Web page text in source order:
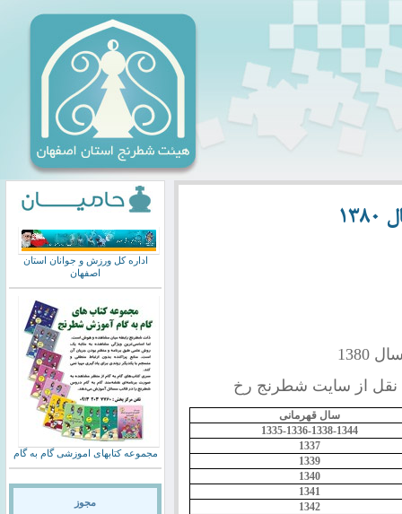
رخ
سال قهرمانی
1335-1336-1338-1344
1337
1339
1340
1341
1342
اداره کل ورزش و جوانان استان
اصفهان
مجموعه کتابهای اموزشی گام به گام
مجوز